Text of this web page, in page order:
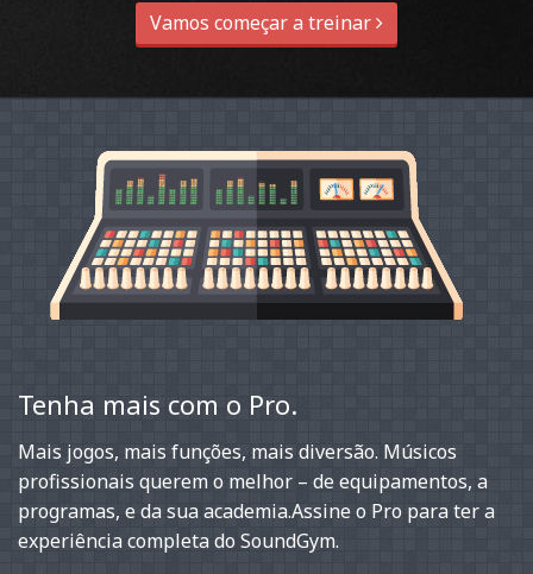
Vamos começar a treinar
Tenha mais com o Pro.
Mais jogos, mais funções, mais diversão. Músicos
profissionais querem o melhor – de equipamentos, a
programas, e da sua academia.Assine o Pro para ter a
experiência completa do SoundGym.